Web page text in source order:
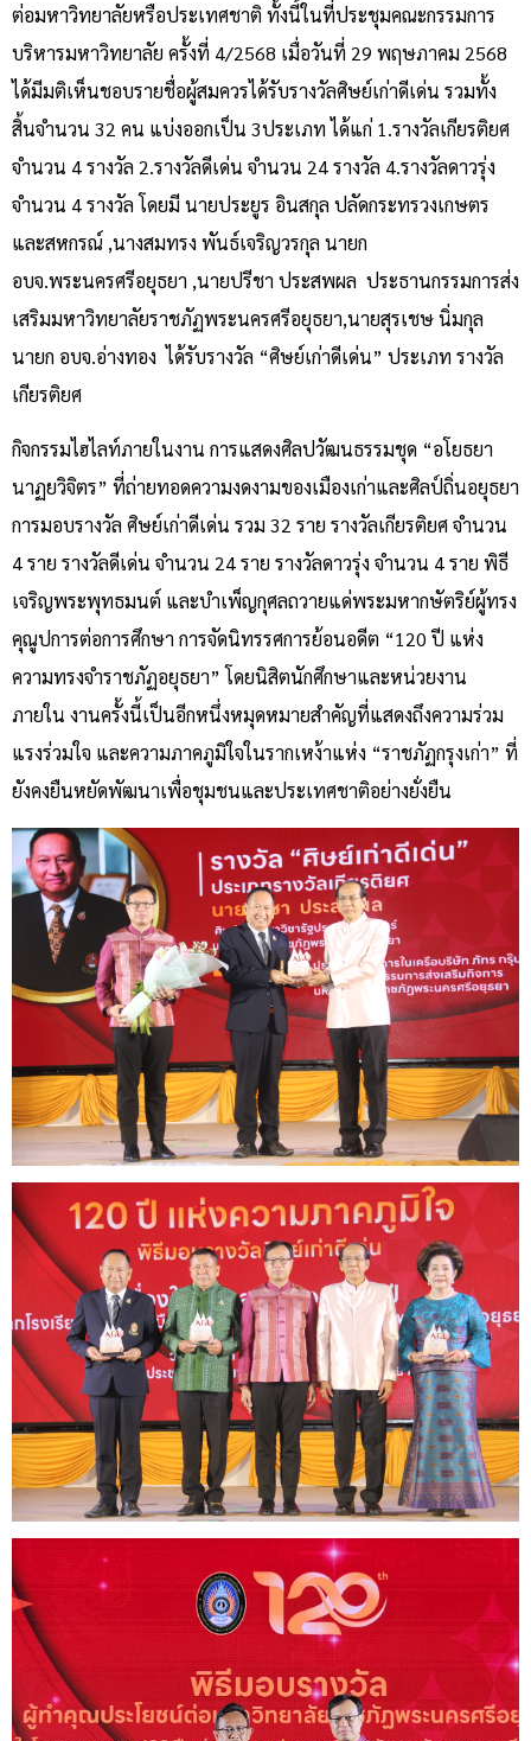
ต่อมหาวิทยาลัยหรือประเทศชาติ ทั้งนี้ในที่ประชุมคณะกรรมการ
บริหารมหาวิทยาลัย ครั้งที่ 4/2568 เมื่อวันที่ 29 พฤษภาคม 2568
ได้มีมติเห็นชอบรายชื่อผู้สมควรได้รับรางวัลศิษย์เก่าดีเด่น รวมทั้ง
สิ้นจำนวน 32 คน แบ่งออกเป็น 3ประเภท ได้แก่ 1.รางวัลเกียรติยศ
จำนวน 4 รางวัล 2.รางวัลดีเด่น จำนวน 24 รางวัล 4.รางวัลดาวรุ่ง
จำนวน 4 รางวัล โดยมี นายประยูร อินสกุล ปลัดกระทรวงเกษตร
และสหกรณ์ ,นางสมทรง พันธ์เจริญวรกุล นายก
อบจ.พระนครศรีอยุธยา ,นายปรีชา ประสพผล ประธานกรรมการส่ง
เสริมมหาวิทยาลัยราชภัฏพระนครศรีอยุธยา,นายสุรเชษ นิ่มกุล
นายก อบจ.อ่างทอง ได้รับรางวัล “ศิษย์เก่าดีเด่น” ประเภท รางวัล
เกียรติยศ
กิจกรรมไฮไลท์ภายในงาน การแสดงศิลปวัฒนธรรมชุด “อโยธยา
นาฏยวิจิตร” ที่ถ่ายทอดความงดงามของเมืองเก่าและศิลป์ถิ่นอยุธยา
การมอบรางวัล ศิษย์เก่าดีเด่น รวม 32 ราย รางวัลเกียรติยศ จำนวน
4 ราย รางวัลดีเด่น จำนวน 24 ราย รางวัลดาวรุ่ง จำนวน 4 ราย พิธี
เจริญพระพุทธมนต์ และบำเพ็ญกุศลถวายแด่พระมหากษัตริย์ผู้ทรง
คุณูปการต่อการศึกษา การจัดนิทรรศการย้อนอดีต “120 ปี แห่ง
ความทรงจำราชภัฏอยุธยา” โดยนิสิตนักศึกษาและหน่วยงาน
ภายใน งานครั้งนี้เป็นอีกหนึ่งหมุดหมายสำคัญที่แสดงถึงความร่วม
แรงร่วมใจ และความภาคภูมิใจในรากเหง้าแห่ง “ราชภัฏกรุงเก่า” ที่
ยังคงยืนหยัดพัฒนาเพื่อชุมชนและประเทศชาติอย่างยั่งยืน